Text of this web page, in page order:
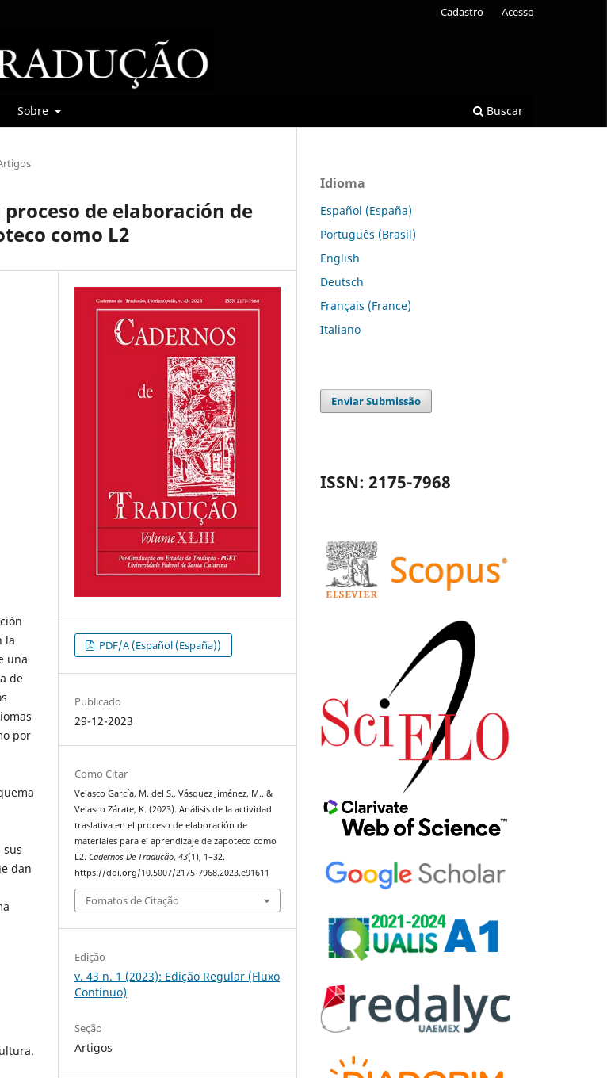
Sobre Buscar
Cadastro Acesso
de elaboración de
como L2
la
una
de
por
sus
dan
PDF/A (Español (España))
Publicado
29-12-2023
Como Citar
Velasco García, M. del S., Vásquez Jiménez, M., &
Velasco Zárate, K. (2023). Análisis de la actividad
traslativa en el proceso de elaboración de
materiales para el aprendizaje de zapoteco como
L2.Cadernos De Tradução,43(1), 1–32.
https://doi.org/10.5007/2175-7968.2023.e91611
Fomatos de Citação
Edição
v. 43 n. 1 (2023): Edição Regular (Fluxo
Contínuo)
Seção
Artigos
Idioma
Español (España)
Português (Brasil)
English
Deutsch
Français (France)
Italiano
Enviar Submissão
ISSN: 2175-7968